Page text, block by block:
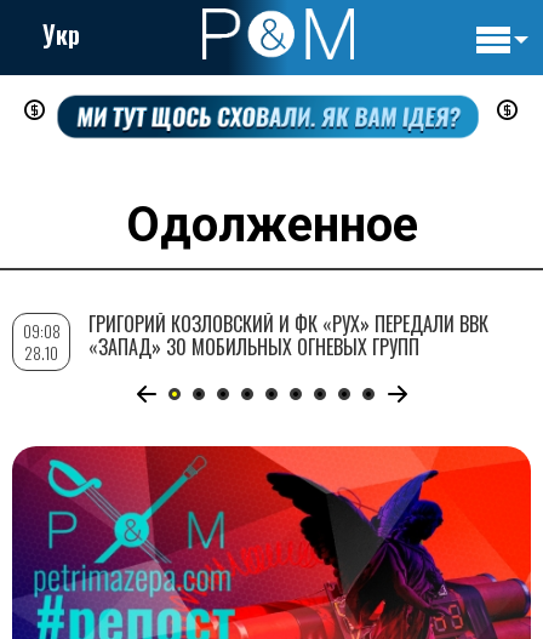
Перейти
Укр
Одолженное
09:08
28.10
ГРИГОРИЙ КОЗЛОВСКИЙ И ФК «РУХ» ПЕРЕДАЛИ ВВК
«ЗАПАД» 30 МОБИЛЬНЫХ ОГНЕВЫХ ГРУПП